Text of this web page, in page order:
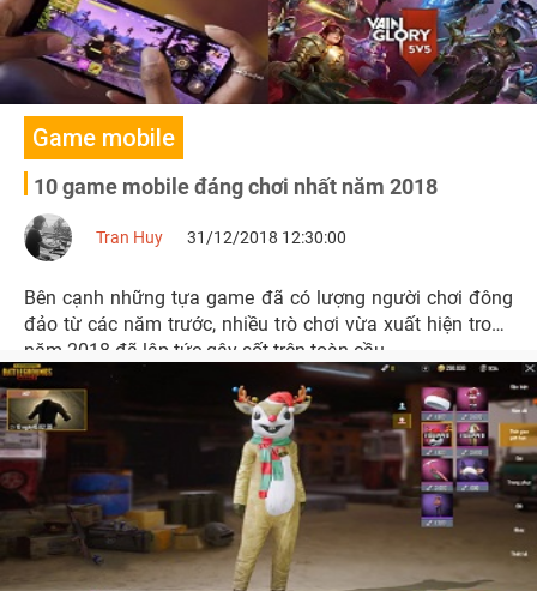
Game mobile
10 game mobile đáng chơi nhất năm 2018
Bên cạnh những tựa game đã có lượng người chơi đông
đảo từ các năm trước, nhiều trò chơi vừa xuất hiện trong
năm 2018 đã lập tức gây sốt trên toàn cầu.